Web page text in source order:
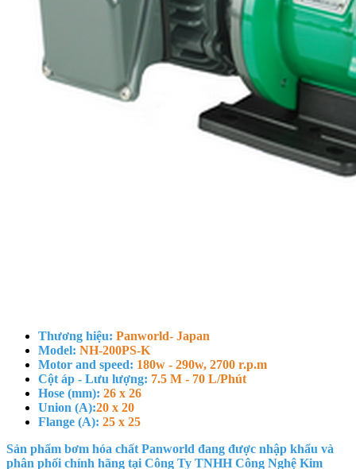
Thương hiệu: Panworld- Japan
Model: NH-200PS-K
Motor and speed: 180w - 290w, 2700 r.p.m
Cột áp - Lưu lượng: 7.5 M - 70 L/Phút
Hose (mm): 26 x 26
Union (A):20 x 20
Flange (A): 25 x 25
Sản phẩm bơm hóa chất Panworld đang được nhập khẩu và
phân phối chính hãng tại Công Ty TNHH Công Nghệ Kim